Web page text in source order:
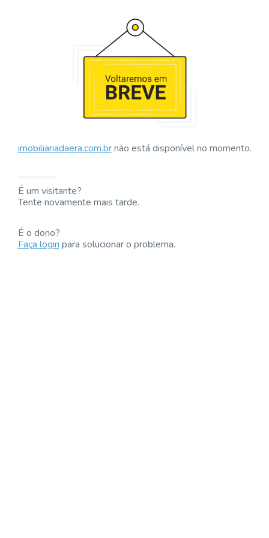
imobiliariadaera.com.brnão está disponível no momento.
É um visitante?
Tente novamente mais tarde.
É o dono?
Faça loginpara solucionar o problema.